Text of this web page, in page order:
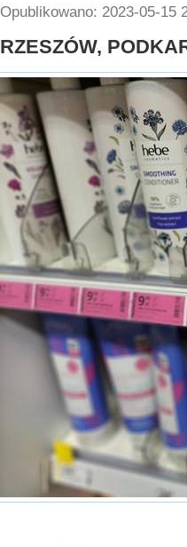
Opublikowano: 2023-05-
RZESZÓW,